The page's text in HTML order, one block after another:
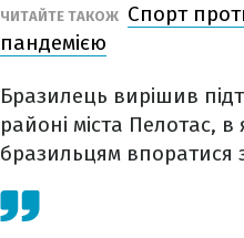
ЧИТАЙТЕ ТАКОЖ Спорт
пандемією
Бразилець вирішив
районі міста Пелотас,
бразильцям впоратися